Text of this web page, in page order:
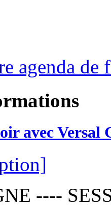
agenda de
avec Versal
----